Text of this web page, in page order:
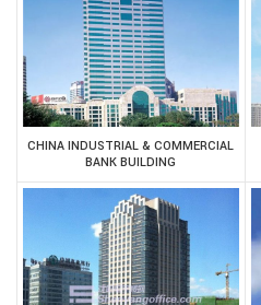
CHINA INDUSTRIAL & COMMERCIAL
BANK BUILDING